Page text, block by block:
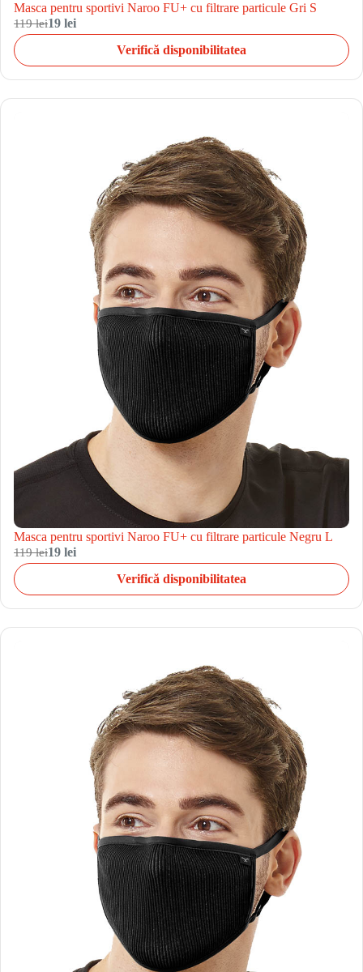
Masca pentru sportivi Naroo FU+ cu filtrare particule Gri S
119 lei19 lei
Verifică disponibilitatea
Masca pentru sportivi Naroo FU+ cu filtrare particule Negru L
119 lei19 lei
Verifică disponibilitatea